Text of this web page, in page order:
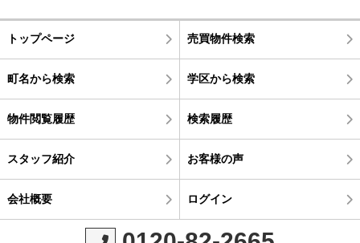
トップページ 売買物件検索
町名から検索 学区から検索
物件閲覧履歴 検索履歴
スタッフ紹介 お客様の声
会社概要 ログイン